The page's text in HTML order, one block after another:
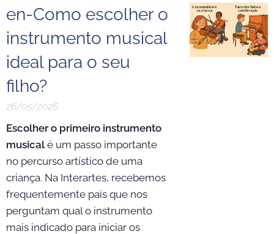
en-Como escolher o
instrumento musical
ideal para o seu
filho?
26/05/2026
Escolher o primeiro instrumento
musical é um passo importante
no percurso artístico de uma
criança. Na Interartes, recebemos
frequentemente pais que nos
perguntam qual o instrumento
mais indicado para iniciar os